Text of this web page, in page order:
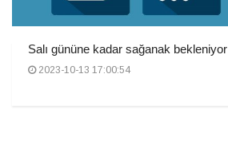
Salı gününe kadar sağanak bekleniyor
2023-10-13 17:00:54